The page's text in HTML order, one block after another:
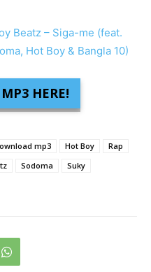
Beatz – Siga-me (feat.
Hot Boy & Bangla 10)
HERE!
mp3 Hot Boy
Rap
Sodoma
Suky